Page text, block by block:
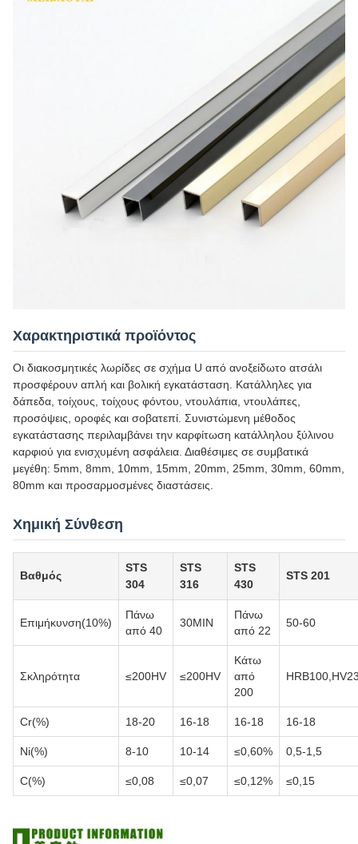
Χαρακτηριστικά προϊόντος
Οι διακοσμητικές λωρίδες σε σχήμα U από ανοξείδωτο ατσάλι
προσφέρουν απλή και βολική εγκατάσταση. Κατάλληλες για
δάπεδα, τοίχους, τοίχους φόντου, ντουλάπια, ντουλάπες,
προσόψεις, οροφές και σοβατεπί. Συνιστώμενη μέθοδος
εγκατάστασης περιλαμβάνει την καρφίτωση κατάλληλου ξύλινου
καρφιού για ενισχυμένη ασφάλεια. Διαθέσιμες σε συμβατικά
μεγέθη: 5mm, 8mm, 10mm, 15mm, 20mm, 25mm, 30mm, 60mm,
80mm και προσαρμοσμένες διαστάσεις.
Χημική Σύνθεση
Βαθμός
STS
304
STS
316
STS
430
STS 201
Επιμήκυνση(10%)
Πάνω
από 40
30MIN
Πάνω
από 22
50-60
Σκληρότητα ≤200HV ≤200HV
Κάτω
από
200
Cr(%) 18-20 16-18 16-18 16-18
Ni(%) 8-10 10-14 ≤0,60% 0,5-1,5
C(%) ≤0,08 ≤0,07 ≤0,12% ≤0,15